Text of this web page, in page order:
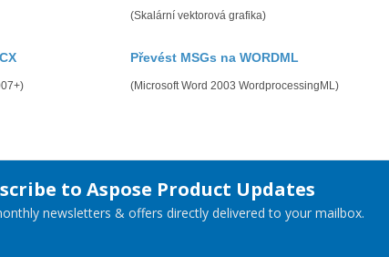
(Skalární vektorová grafika)
Převést MSGs na WORDML
(Microsoft Word 2003 WordprocessingML)
to Aspose Product Updates
newsletters & offers directly delivered to your mailbox.